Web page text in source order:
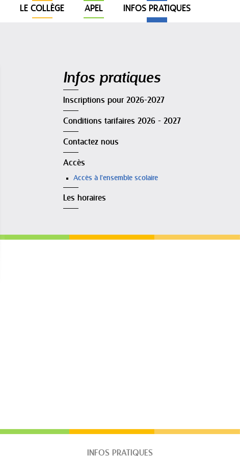
LE COLLÈGE APEL INFOS PRATIQUES
Infos pratiques
Inscriptions pour 2026-2027
Conditions tarifaires 2026 - 2027
Contactez nous
Accès
Accès à l'ensemble scolaire
Les horaires
INFOS PRATIQUES